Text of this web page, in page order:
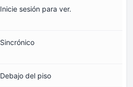
Inicie sesión para ver.
Sincrónico
Debajo del piso